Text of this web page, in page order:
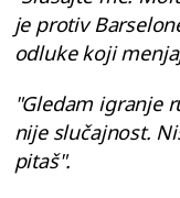
je protiv
odluke koji
"Gledam igranje
nije slučajnost.
pitaš".